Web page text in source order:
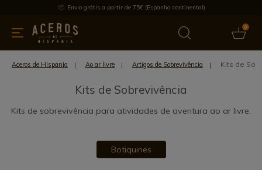
Envio grátis a partir de 75€ (Espanha continental)
0
& Utensílios de cozinha Oferece Últimas notícias
Aceros de Hispania Ao ar livre Artigos de Sobrevivência Kits de
Kits de Sobrevivência
Kits de sobrevivência para atividades de aventura ao ar livre.
Botiquines